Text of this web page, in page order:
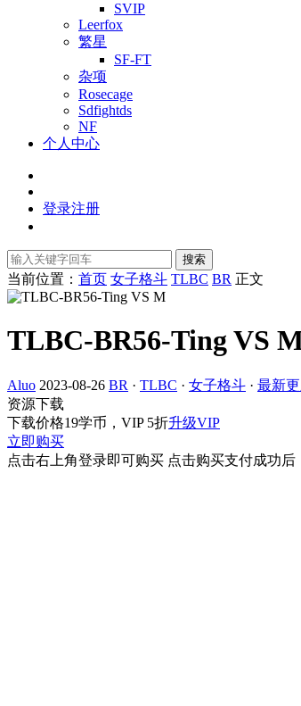
SVIP
Leerfox
繁星
SF-FT
杂项
Rosecage
Sdfightds
NF
个人中心
登录注册
搜索
当前位置： 首页 女子格斗 TLBC BR 正文
TLBC-BR56-Ting VS
Aluo 2023-08-26 BR · TLBC · 女子格斗 · 最新
资源下载
下载价格19学币，VIP 5折升级VIP
立即购买
点击右上角登录即可购买 点击购买支付成功